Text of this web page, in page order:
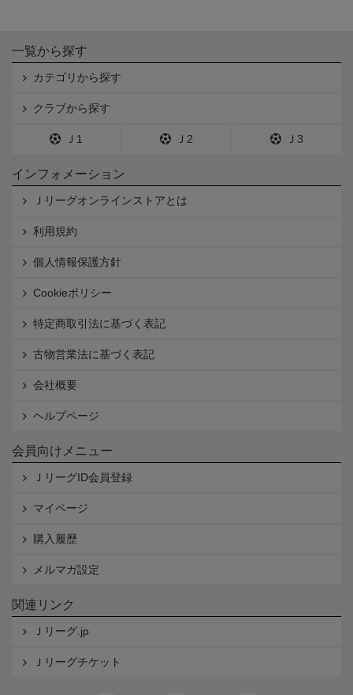
一覧から探す
カテゴリから探す
クラブから探す
Ｊ1 Ｊ2 Ｊ3
インフォメーション
Ｊリーグオンラインストアとは
利用規約
個人情報保護方針
Cookieポリシー
特定商取引法に基づく表記
古物営業法に基づく表記
会社概要
ヘルプページ
会員向けメニュー
ＪリーグID会員登録
マイページ
購入履歴
メルマガ設定
関連リンク
Ｊリーグ.jp
Ｊリーグチケット